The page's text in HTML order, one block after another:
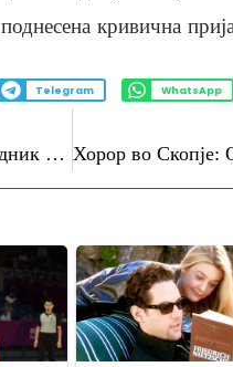
поднесена кривична
Telegram WhatsApp
Повреден 45-годишен работник во рудник во пробиштипско